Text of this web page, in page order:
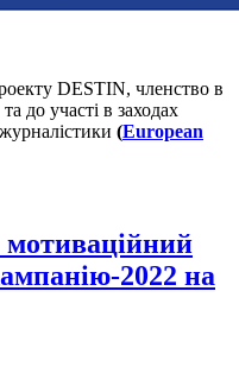
DESTIN, членство в
до участі в заходах
(European
2022 на